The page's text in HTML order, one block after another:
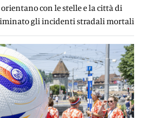
con le stelle e la città di
gli incidenti stradali mortali